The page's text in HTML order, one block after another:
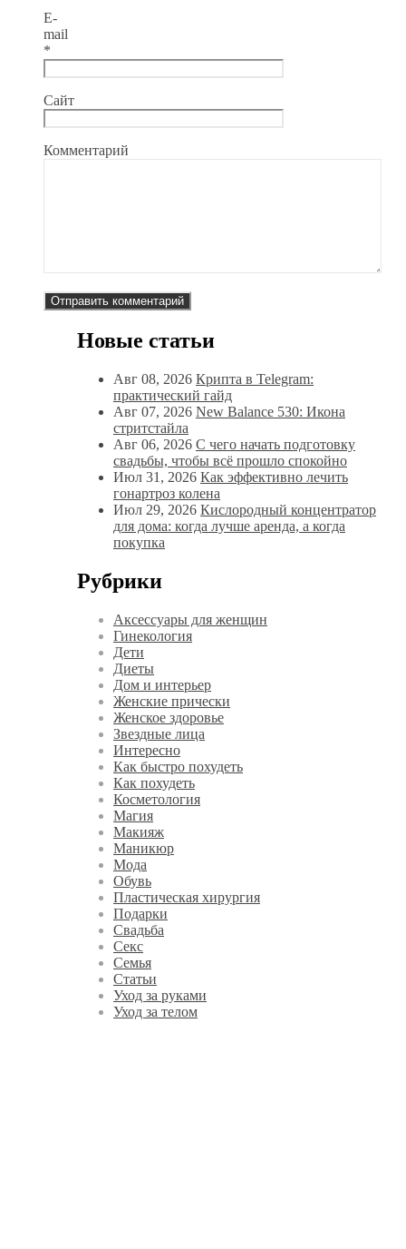
E-
mail
*
Сайт
Комментарий
Новые статьи
Авг 08, 2026 Крипта в Telegram:
практический гайд
Авг 07, 2026 New Balance 530: Икона
стритстайла
Авг 06, 2026 С чего начать подготовку
свадьбы, чтобы всё прошло спокойно
Июл 31, 2026 Как эффективно лечить
гонартроз колена
Июл 29, 2026 Кислородный концентратор
для дома: когда лучше аренда, а когда
покупка
Рубрики
Аксессуары для женщин
Гинекология
Дети
Диеты
Дом и интерьер
Женские прически
Женское здоровье
Звездные лица
Интересно
Как быстро похудеть
Как похудеть
Косметология
Магия
Макияж
Маникюр
Мода
Обувь
Пластическая хирургия
Подарки
Свадьба
Секс
Семья
Статьи
Уход за руками
Уход за телом